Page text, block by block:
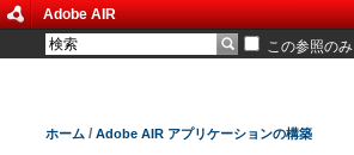
Adobe AIR
この参照のみ
ホーム / Adobe AIR アプリケーションの構築